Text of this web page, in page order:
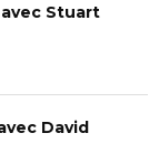
avec Stuart
David